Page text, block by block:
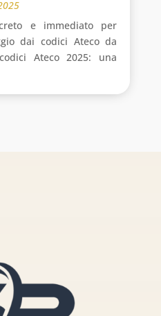
e immediato per
dai codici Ateco da
Ateco 2025: una